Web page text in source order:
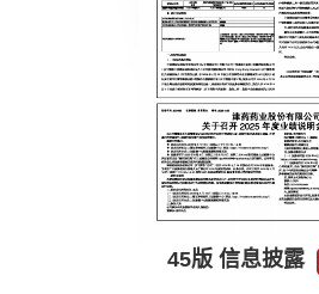
45版 信息披露